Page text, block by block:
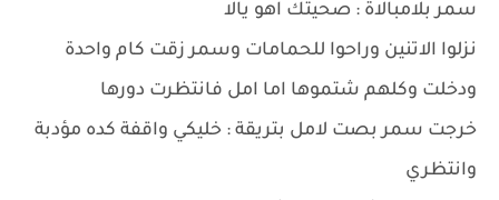
سمر بلامبالاة : صحيتك اهو يالا
نزلوا الاتنين وراحوا للحمامات وسمر زقت كام واحدة
ودخلت وكلهم شتموها اما امل فانتظرت دورها
خرجت سمر بصت لامل بتريقة : خليكي واقفة كده مؤدبة
وانتظري